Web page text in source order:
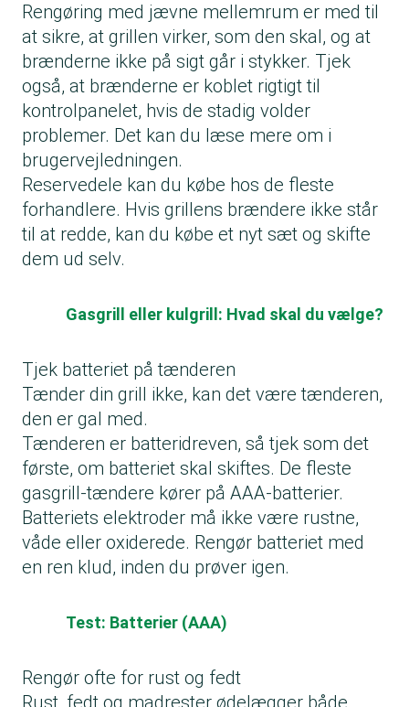
Rengøring med jævne mellemrum er med til
at sikre, at grillen virker, som den skal, og at
brænderne ikke på sigt går i stykker. Tjek
også, at brænderne er koblet rigtigt til
kontrolpanelet, hvis de stadig volder
problemer. Det kan du læse mere om i
brugervejledningen.
Reservedele kan du købe hos de fleste
forhandlere. Hvis grillens brændere ikke står
til at redde, kan du købe et nyt sæt og skifte
dem ud selv.
Gasgrill eller kulgrill: Hvad skal du vælge?
Tjek batteriet på tænderen
Tænder din grill ikke, kan det være tænderen,
den er gal med.
Tænderen er batteridreven, så tjek som det
første, om batteriet skal skiftes. De fleste
gasgrill-tændere kører på AAA-batterier.
Batteriets elektroder må ikke være rustne,
våde eller oxiderede. Rengør batteriet med
en ren klud, inden du prøver igen.
Test: Batterier (AAA)
Rengør ofte for rust og fedt